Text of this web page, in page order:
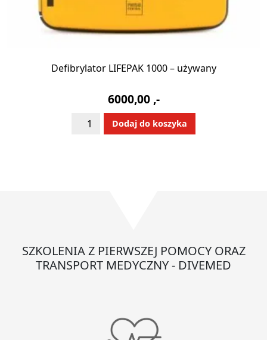
Defibrylator LIFEPAK 1000 – używany
6000,00 ,-
ilość
Defibrylator
Dodaj do koszyka
Alternative:
SZKOLENIA Z PIERWSZEJ POMOCY ORAZ
TRANSPORT MEDYCZNY - DIVEMED